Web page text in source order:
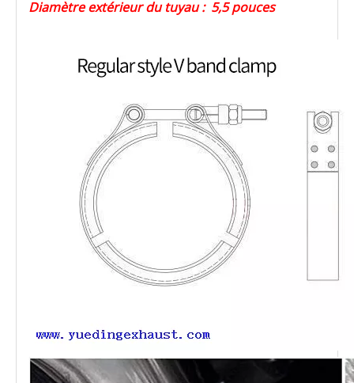
Diamètre extérieur du tuyau : 5,5 pouces